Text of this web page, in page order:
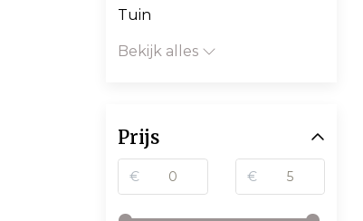
Tuin
Bekijk alles
Prijs
€ €